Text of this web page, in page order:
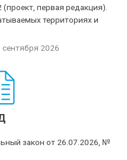
первая редакция).
территориях и
сентября 2026
закон от 26.07.2026, №